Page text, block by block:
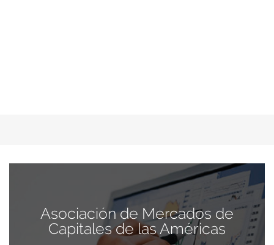
Asociación de Mercados de
Capitales de las Américas